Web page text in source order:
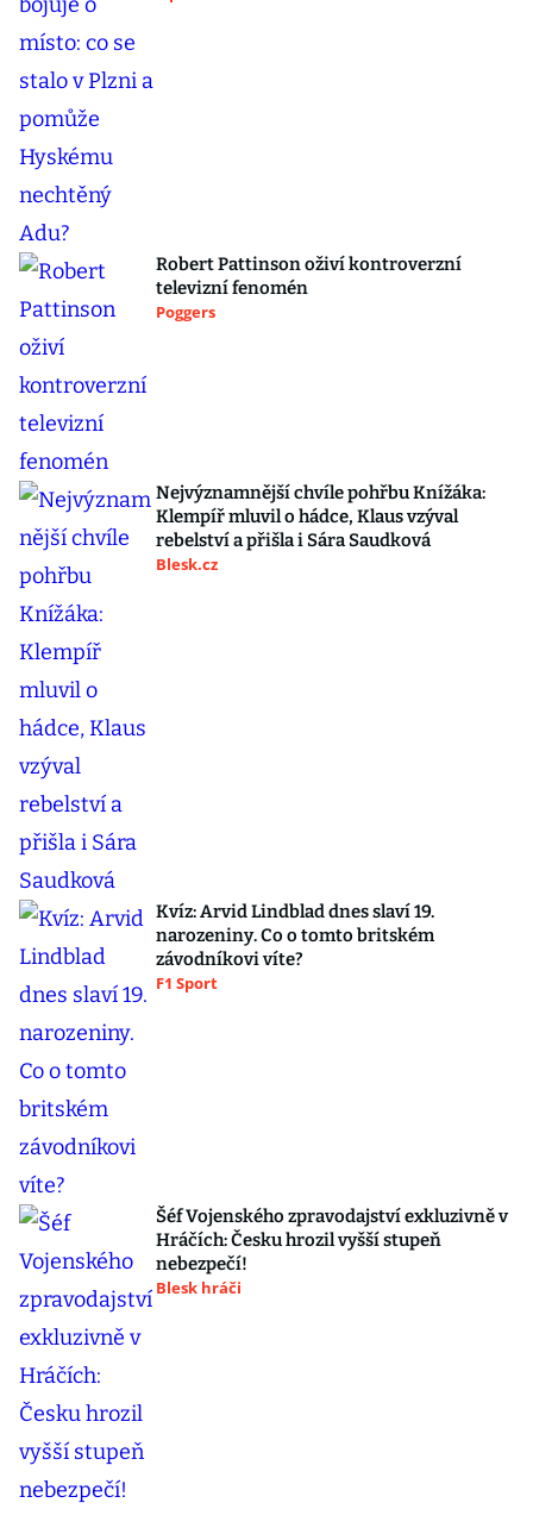
Robert Pattinson oživí kontroverzní
televizní fenomén
Poggers
Nejvýznamnější chvíle pohřbu Knížáka:
Klempíř mluvil o hádce, Klaus vzýval
rebelství a přišla i Sára Saudková
Blesk.cz
Kvíz: Arvid Lindblad dnes slaví 19.
narozeniny. Co o tomto britském
závodníkovi víte?
F1 Sport
Šéf Vojenského zpravodajství exkluzivně v
Hráčích: Česku hrozil vyšší stupeň
nebezpečí!
Blesk hráči